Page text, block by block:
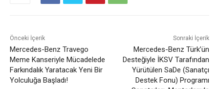
Önceki İçerik
Mercedes-Benz Travego
Meme Kanseriyle Mücadelede
Farkındalık Yaratacak Yeni Bir
Yolculuğa Başladı!
Sonraki İçerik
Mercedes-Benz Türk’ün
Desteğiyle İKSV Tarafından
Yürütülen SaDe (Sanatçı
Destek Fonu) Programı